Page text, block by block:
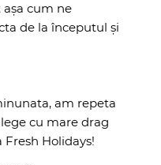
așa cum ne
de la începutul și
am repeta
cu mare drag
Holidays!